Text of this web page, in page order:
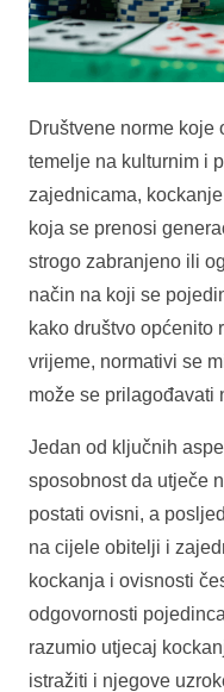
Društvene norme koje
temelje na kulturnim i
zajednicama,
koja se prenosi
strogo zabranjeno ili
način na koji se
kako društvo općenito
vrijeme, normativi se
može se prilagođavati
Jedan od ključnih
sposobnost da utječe
postati ovisni, a
na cijele obitelji i
kockanja i ovisnosti
odgovornosti
razumio utjecaj
istražiti i njegove